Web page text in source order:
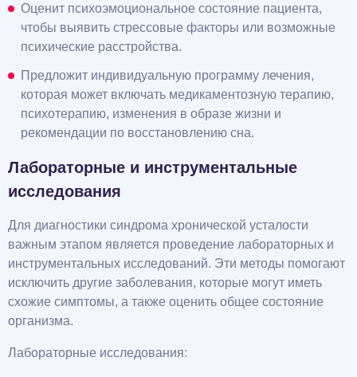
Оценит психоэмоциональное состояние пациента,
чтобы выявить стрессовые факторы или возможные
психические расстройства.
Предложит индивидуальную программу лечения,
которая может включать медикаментозную терапию,
психотерапию, изменения в образе жизни и
рекомендации по восстановлению сна.
Лабораторные и инструментальные
исследования
Для диагностики синдрома хронической усталости
важным этапом является проведение лабораторных и
инструментальных исследований. Эти методы помогают
исключить другие заболевания, которые могут иметь
схожие симптомы, а также оценить общее состояние
организма.
Лабораторные исследования: